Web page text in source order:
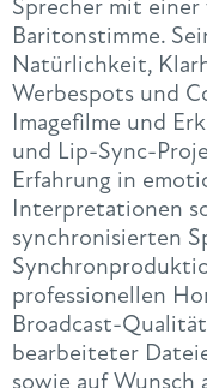
Sprecher mit
Baritonstimme.
Natürlichkeit,
Werbespots und
Imagefilme und
und Lip-Sync-
Erfahrung in
Interpretationen
synchronisierten
professionellen
Broadcast-
bearbeiteter
sowie auf Wunsch